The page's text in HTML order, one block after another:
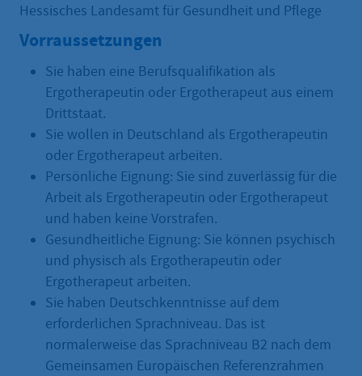
Hessisches Landesamt für Gesundheit und Pflege
Vorraussetzungen
Sie haben eine Berufsqualifikation als
Ergotherapeutin oder Ergotherapeut aus einem
Drittstaat.
Sie wollen in Deutschland als Ergotherapeutin
oder Ergotherapeut arbeiten.
Persönliche Eignung: Sie sind zuverlässig für die
Arbeit als Ergotherapeutin oder Ergotherapeut
und haben keine Vorstrafen.
Gesundheitliche Eignung: Sie können psychisch
und physisch als Ergotherapeutin oder
Ergotherapeut arbeiten.
Sie haben Deutschkenntnisse auf dem
erforderlichen Sprachniveau. Das ist
normalerweise das Sprachniveau B2 nach dem
Gemeinsamen Europäischen Referenzrahmen